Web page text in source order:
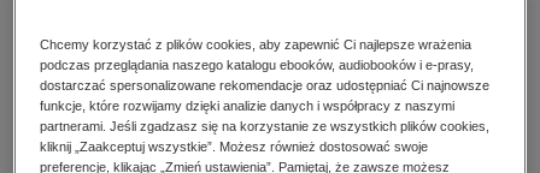
edukacja
hobby, sport, rozrywka
komputery, internet, technologie, informatyka
High-contrast mode
Polecane
Chcemy korzystać z plików cookies, aby zapewnić Ci najlepsze wrażenia
podczas przeglądania naszego katalogu ebooków, audiobooków i e-prasy,
dostarczać spersonalizowane rekomendacje oraz udostępniać Ci najnowsze
funkcje, które rozwijamy dzięki analizie danych i współpracy z naszymi
partnerami. Jeśli zgadzasz się na korzystanie ze wszystkich plików cookies,
kliknij „Zaakceptuj wszystkie”. Możesz również dostosować swoje
preferencje, klikając „Zmień ustawienia”. Pamiętaj, że zawsze możesz